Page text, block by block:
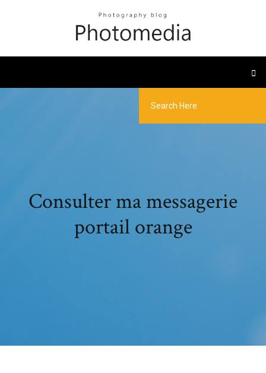
Consulter ma messagerie
portail orange